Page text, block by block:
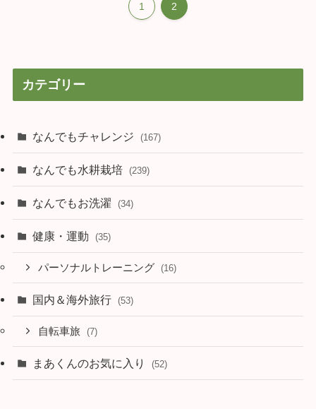
1 2
カテゴリー
なんでもチャレンジ (167)
なんでも水耕栽培 (239)
なんでもお洗濯 (34)
健康・運動 (35)
パーソナルトレーニング (16)
国内＆海外旅行 (53)
自転車旅 (7)
まあくんのお気に入り (52)